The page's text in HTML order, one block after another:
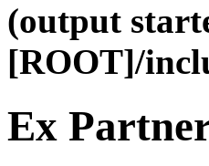
(output
[ROOT]/
Ex